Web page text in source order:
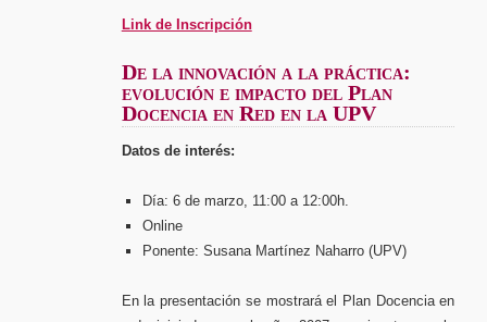
Link de Inscripción
De la innovación a la práctica:
evolución e impacto del Plan
Docencia en Red en la UPV
Datos de interés:
Día: 6 de marzo, 11:00 a 12:00h.
Online
Ponente: Susana Martínez Naharro (UPV)
En la presentación se mostrará el Plan Docencia en